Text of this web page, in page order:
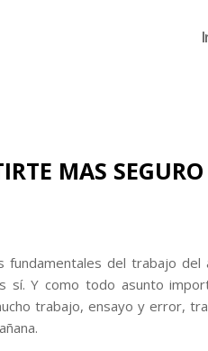
MAS SEGURO
fundamentales del trabajo del
sí. Y como todo asunto
trabajo, ensayo y error,